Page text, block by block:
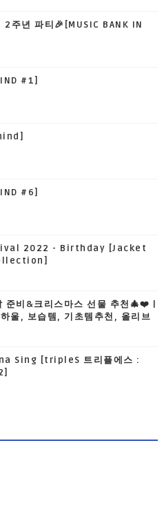
2주년 파티🎉[MUSIC BANK IN
#1]
#6]
2022 - Birthday [Jacket
준비&크리스마스 선물 추천🎄❤️ |
울, 보습템, 기초템추천, 올리브
Sing [tripleS 트리플에스 :